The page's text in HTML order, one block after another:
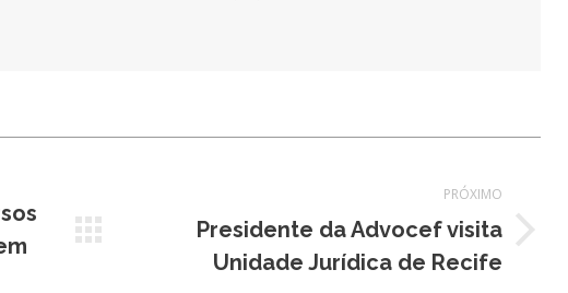
PRÓXIMO
Presidente da Advocef visita
Unidade Jurídica de Recife